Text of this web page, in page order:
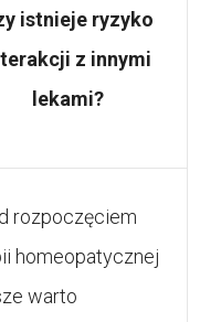
istnieje ryzyko
z innymi
lekami?
rozpoczęciem
homeopatycznej
warto